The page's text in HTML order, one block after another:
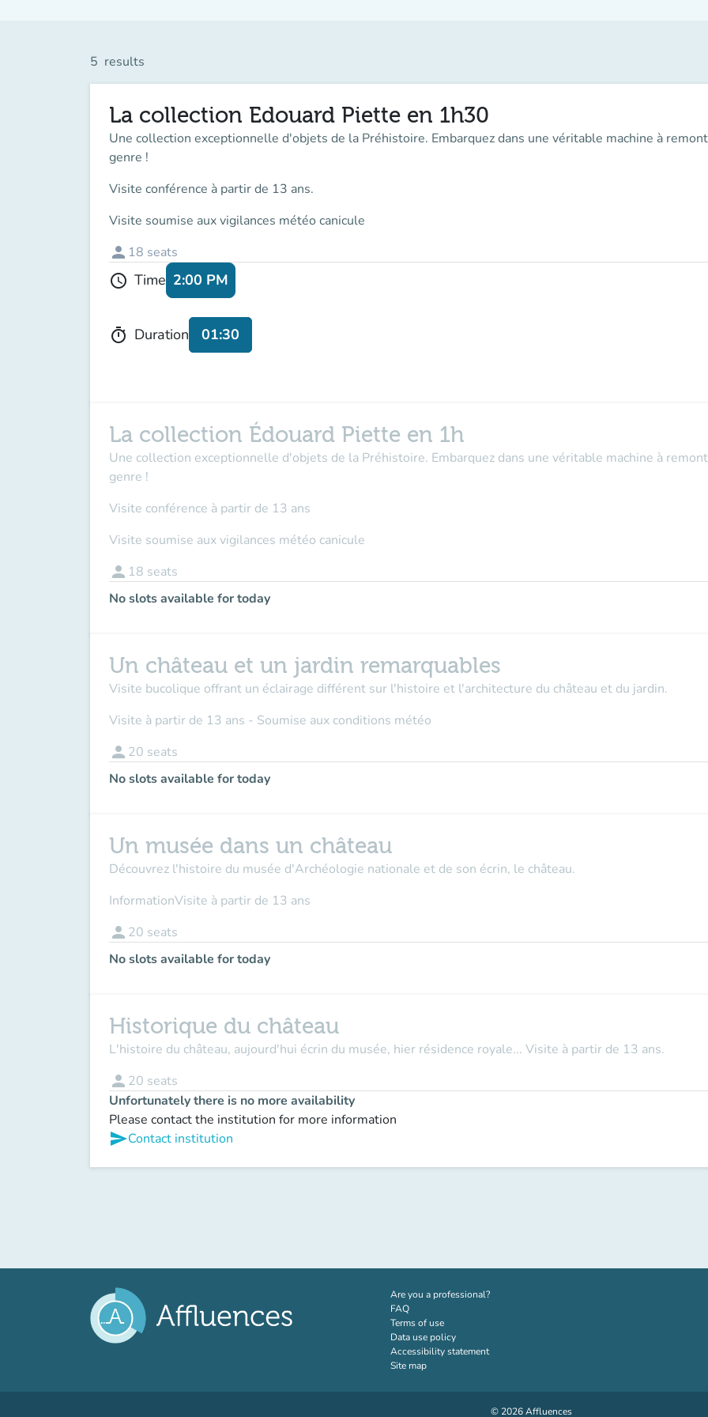
5 results
La collection Edouard Piette en 1h30
Une collection exceptionnelle d'objets de la Préhistoire. Embarquez dans une véritable machine à
genre !
Visite conférence à partir de 13 ans.
Visite soumise aux vigilances météo canicule
person 18 seats
schedule Time 2:00 PM
timer Duration 01:30
La collection Édouard Piette en 1h
Une collection exceptionnelle d'objets de la Préhistoire. Embarquez dans une véritable machine à
genre !
Visite conférence à partir de 13 ans
Visite soumise aux vigilances météo canicule
person 18 seats
No slots available for today
Un château et un jardin remarquables
Visite bucolique offrant un éclairage différent sur l'histoire et l'architecture du château et du jardin.
Visite à partir de 13 ans - Soumise aux conditions météo
person 20 seats
No slots available for today
Un musée dans un château
Découvrez l'histoire du musée d'Archéologie nationale et de son écrin, le château.
InformationVisite à partir de 13 ans
person 20 seats
No slots available for today
Historique du château
L'histoire du château, aujourd'hui écrin du musée, hier résidence royale... Visite à partir de 13 ans.
person 20 seats
Unfortunately there is no more availability
Please contact the institution for more information
sendContact institution
Are you a professional?(new tab)
FAQ
Terms of use
Data use policy
Accessibility statement
Site map
© 2026 Affluences